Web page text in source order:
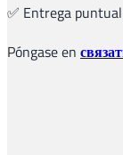
✅ Entrega
Póngase en